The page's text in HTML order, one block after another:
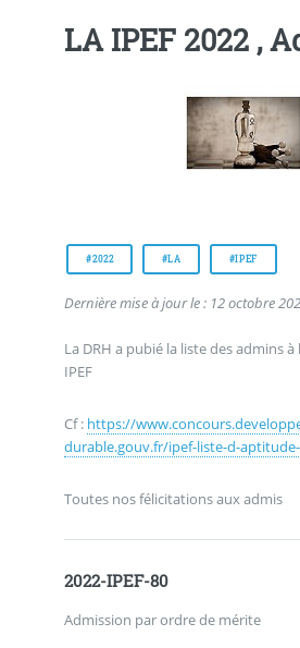
LA IPEF 2022 ,
#2022 #LA #IPEF
Dernière mise à jour le : 12 octobre
La DRH a pubié la liste des admins
IPEF
Cf : https://
durable.gouv.fr/ipef-liste-d-
Toutes nos félicitations aux admis
2022-IPEF-80
Admission par ordre de mérite